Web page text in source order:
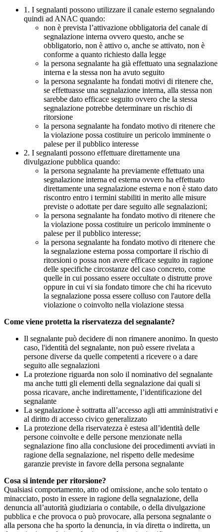
1. I segnalanti possono utilizzare il canale esterno segnalando
quindi ad ANAC quando:
non è prevista l’attivazione obbligatoria del canale di
segnalazione interna ovvero questo, anche se
obbligatorio, non è attivo o, anche se attivato, non è
conforme a quanto richiesto dalla legge
la persona segnalante ha già effettuato una segnalazione
interna e la stessa non ha avuto seguito
la persona segnalante ha fondati motivi di ritenere che,
se effettuasse una segnalazione interna, alla stessa non
sarebbe dato efficace seguito ovvero che la stessa
segnalazione potrebbe determinare un rischio di
ritorsione
la persona segnalante ha fondato motivo di ritenere che
la violazione possa costituire un pericolo imminente o
palese per il pubblico interesse
2. I segnalanti possono effettuare direttamente una
divulgazione pubblica quando:
la persona segnalante ha previamente effettuato una
segnalazione interna ed esterna ovvero ha effettuato
direttamente una segnalazione esterna e non è stato dato
riscontro entro i termini stabiliti in merito alle misure
previste o adottate per dare seguito alle segnalazioni;
la persona segnalante ha fondato motivo di ritenere che
la violazione possa costituire un pericolo imminente o
palese per il pubblico interesse;
la persona segnalante ha fondato motivo di ritenere che
la segnalazione esterna possa comportare il rischio di
ritorsioni o possa non avere efficace seguito in ragione
delle specifiche circostanze del caso concreto, come
quelle in cui possano essere occultate o distrutte prove
oppure in cui vi sia fondato timore che chi ha ricevuto
la segnalazione possa essere colluso con l'autore della
violazione o coinvolto nella violazione stessa
Come viene protetta la riservatezza del segnalante?
Il segnalante può decidere di non rimanere anonimo. In questo
caso, l'identità del segnalante, non può essere rivelata a
persone diverse da quelle competenti a ricevere o a dare
seguito alle segnalazioni
La protezione riguarda non solo il nominativo del segnalante
ma anche tutti gli elementi della segnalazione dai quali si
possa ricavare, anche indirettamente, l’identificazione del
segnalante
La segnalazione è sottratta all’accesso agli atti amministrativi e
al diritto di accesso civico generalizzato
La protezione della riservatezza è estesa all’identità delle
persone coinvolte e delle persone menzionate nella
segnalazione fino alla conclusione dei procedimenti avviati in
ragione della segnalazione, nel rispetto delle medesime
garanzie previste in favore della persona segnalante
Cosa si intende per ritorsione?
Qualsiasi comportamento, atto od omissione, anche solo tentato o
minacciato, posto in essere in ragione della segnalazione, della
denuncia all’autorità giudiziaria o contabile, o della divulgazione
pubblica e che provoca o può provocare, alla persona segnalante o
alla persona che ha sporto la denuncia, in via diretta o indiretta, un